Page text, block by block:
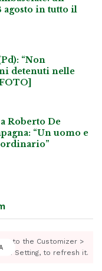
agosto in tutto il
“Non
detenuti nelle
Roberto De
“Un uomo e
to the Customizer >
Setting, to refresh it.